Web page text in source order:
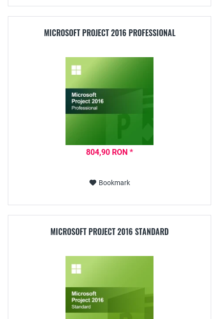
MICROSOFT PROJECT 2016 PROFESSIONAL
804,90 RON *
Bookmark
MICROSOFT PROJECT 2016 STANDARD